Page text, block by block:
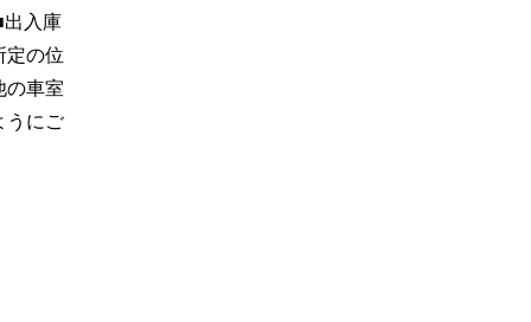
出入庫
定の位
の車室
うにご